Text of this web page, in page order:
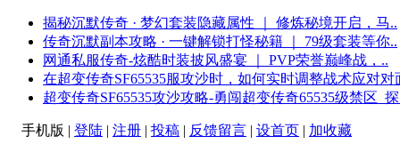
揭秘沉默传奇 · 梦幻套装隐藏属性 ｜ 修炼秘境开启，马..
传奇沉默副本攻略 · 一键解锁打怪秘籍 ｜ 79级套装等你..
网通私服传奇-炫酷时装披风盛宴 ｜ PVP荣誉巅峰战，..
在超变传奇SF65535服攻沙时，如何实时调整战术应对对
超变传奇SF65535攻沙攻略-勇闯超变传奇65535级禁区_
手机版 | 登陆 | 注册 | 投稿 | 反馈留言 | 设首页 | 加收藏